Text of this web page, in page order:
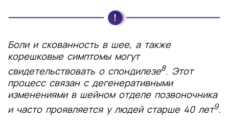
Боли и скованность в шее, а также
корешковые симптомы могут
свидетельствовать о спондилезе8. Этот
процесс связан с дегенеративными
изменениями в шейном отделе позвоночника
и часто проявляется у людей старше 40 лет9.